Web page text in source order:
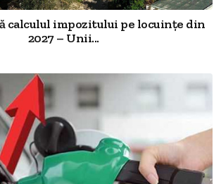
calculul impozitului pe locuințe din
2027 – Unii...